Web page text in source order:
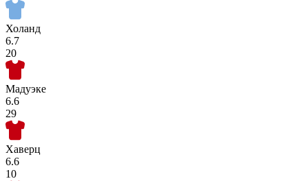
Холанд
6.7
20
Мадуэке
6.6
29
Хаверц
6.6
10